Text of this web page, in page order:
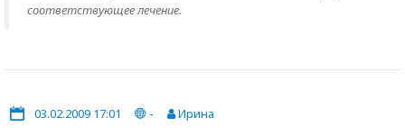
соответствующее лечение.
03.02.2009 17:01 -
Ирина